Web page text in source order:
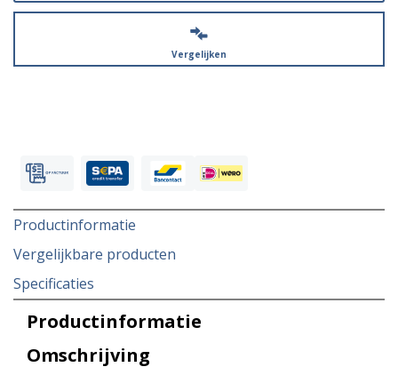
Vergelijken
Productinformatie
Vergelijkbare producten
Specificaties
Productinformatie
Omschrijving